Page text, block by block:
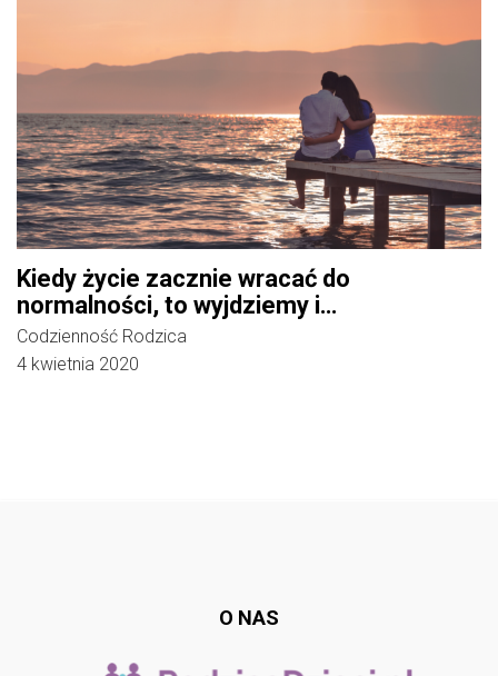
Kiedy życie zacznie wracać do
normalności, to wyjdziemy i…
Codzienność Rodzica
4 kwietnia 2020
O NAS